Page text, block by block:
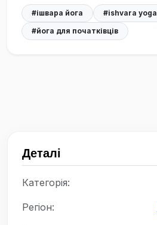
#ішвара йога #ishvara yoga
#йога для початківців
Деталі
Категорія:
Регіон: